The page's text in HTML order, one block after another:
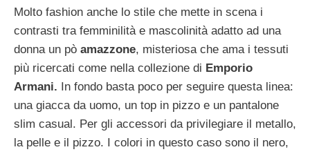
Molto fashion anche lo stile che mette in scena i
contrasti tra femminilità e mascolinità adatto ad una
donna un pò amazzone, misteriosa che ama i tessuti
più ricercati come nella collezione di Emporio
Armani. In fondo basta poco per seguire questa linea:
una giacca da uomo, un top in pizzo e un pantalone
slim casual. Per gli accessori da privilegiare il metallo,
la pelle e il pizzo. I colori in questo caso sono il nero,